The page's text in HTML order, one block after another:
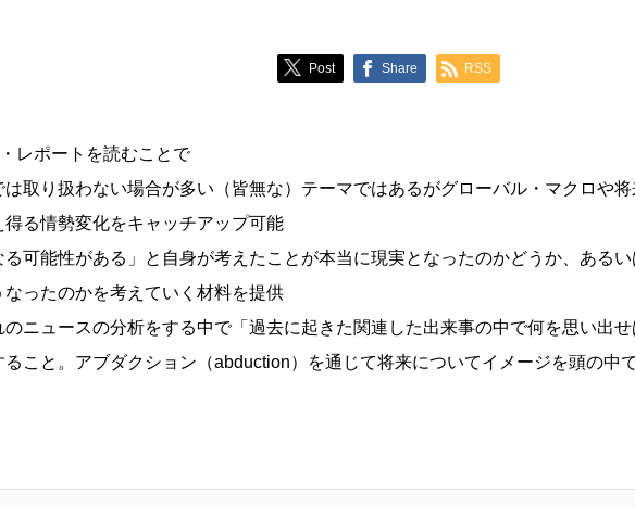
Post Share RSS
レポートを読むことで
取り扱わない場合が多い（皆無な）テーマではあるがグローバル・マクロや
得る情勢変化をキャッチアップ可能
可能性がある」と自身が考えたことが本当に現実となったのかどうか、ある
なったのかを考えていく材料を提供
ニュースの分析をする中で「過去に起きた関連した出来事の中で何を思い出
ること。アブダクション（abduction）を通じて将来についてイメージを頭の中